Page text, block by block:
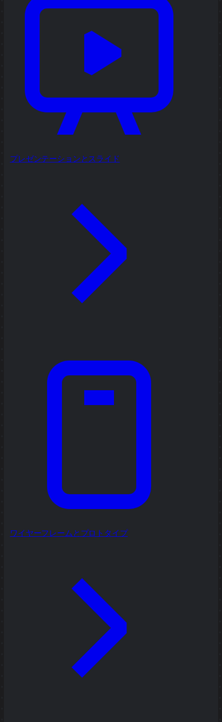
プレゼンテーションとスライド
ワイヤーフレームとプロトタイプ